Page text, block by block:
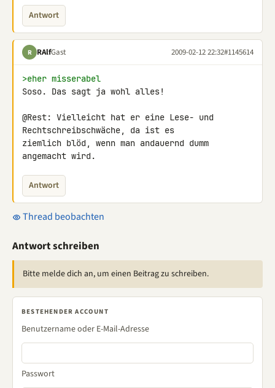
Antwort
R RAlfGast 2009-02-12 22:32#1145614
>eher misserabel
Soso. Das sagt ja wohl alles!
@Rest: Vielleicht hat er eine Lese- und
Rechtschreibschwäche, da ist es
ziemlich blöd, wenn man andauernd dumm
angemacht wird.
Antwort
Thread beobachten
Antwort schreiben
Bitte melde dich an, um einen Beitrag zu schreiben.
BESTEHENDER ACCOUNT
Benutzername oder E-Mail-Adresse
Passwort